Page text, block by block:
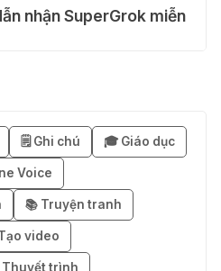
nhận SuperGrok miễn
phí 3–6 tháng
1 tháng ChatGPT Plus
VPN Mexico
🗒️ Ghi chú 🎓 Giáo dục
Voice
📚 Truyện tranh
video
trình